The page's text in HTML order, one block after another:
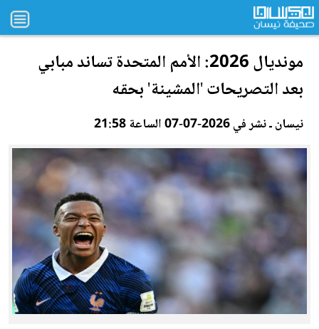
مونديال 2026: الأمم المتحدة تساند مبابي
بعد التصريحات 'المشينة' بحقه
نيسان ـ نشر في 2026-07-07 الساعة 21:58